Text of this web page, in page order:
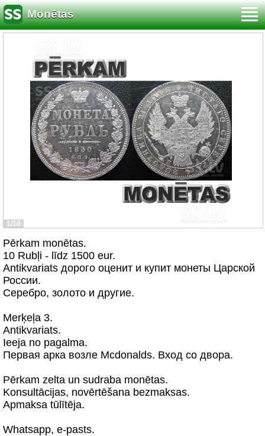
Monētas
1/10
Pērkam monētas.
10 Rubļi - līdz 1500 eur.
Antikvariats дорого оценит и купит монеты Царской
России.
Серебро, золото и другие.
Merķeļa 3.
Antikvariats.
Ieeja no pagalma.
Первая арка возле Mcdonalds. Вход со двора.
Pērkam zelta un sudraba monētas.
Konsultācijas, novērtēšana bezmaksas.
Apmaksa tūlītēja.
Whatsapp, e-pasts.